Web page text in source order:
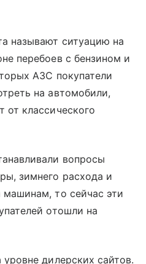
называют ситуацию на
перебоев с бензином и
АЗС покупатели
на автомобили,
от классического
вопросы
зимнего расхода и
то сейчас эти
отошли на
дилерских сайтов.